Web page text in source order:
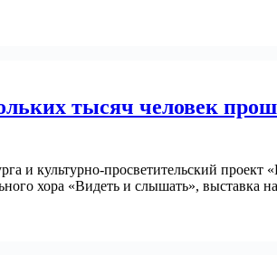
тысяч человек
и культурно-просветительский
хора «Видеть и слышать», выставка